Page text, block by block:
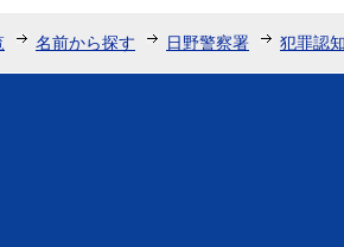
名前から探す 日野警察署 犯罪認